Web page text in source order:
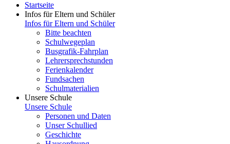
Startseite
Infos für Eltern und Schüler
Infos für Eltern und Schüler
Bitte beachten
Schulwegeplan
Busgrafik-Fahrplan
Lehrersprechstunden
Ferienkalender
Fundsachen
Schulmaterialien
Unsere Schule
Unsere Schule
Personen und Daten
Unser Schullied
Geschichte